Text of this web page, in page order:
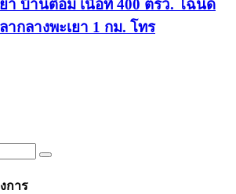
า บ้านต๋อม เนื้อที่ 400 ตรว. โฉนด
กลางพะเยา 1 กม. โทร
การ